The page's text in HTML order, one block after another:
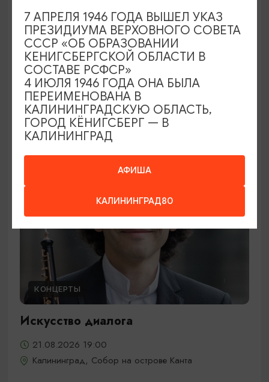
ВЫСТАВКИ
Солнечное притяжение
21.08.2026 - 20.09.2026
Калининград, Музей янтаря
ОТ 1000₽
КОНЦЕРТЫ
Искусство диалога
21.08.2026 19:00
Калининград, Собор на острове Канта
АФИША
КАЛИНИНГРАД80
7 АПРЕЛЯ 1946 ГОДА ВЫШЕЛ УКАЗ
ПРЕЗИДИУМА ВЕРХОВНОГО СОВЕТА
СССР «ОБ ОБРАЗОВАНИИ
КЕНИГСБЕРГСКОЙ ОБЛАСТИ В
СОСТАВЕ РСФСР»
4 ИЮЛЯ 1946 ГОДА ОНА БЫЛА
ПЕРЕИМЕНОВАНА В
КАЛИНИНГРАДСКУЮ ОБЛАСТЬ,
ГОРОД КЁНИГСБЕРГ — В
КАЛИНИНГРАД